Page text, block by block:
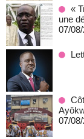
«
une
07/
07/